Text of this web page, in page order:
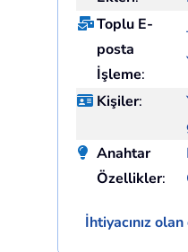
Toplu E-
posta
İşleme:
Kişiler:
Anahtar
Özellikler:
İhtiyacınız